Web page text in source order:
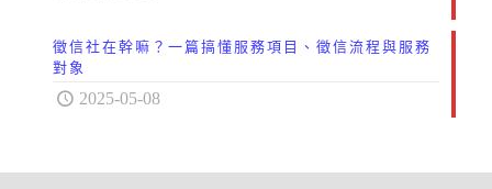
徵信社在幹嘛？一篇搞懂服務項目、徵信流程與服務
對象
2025-05-08